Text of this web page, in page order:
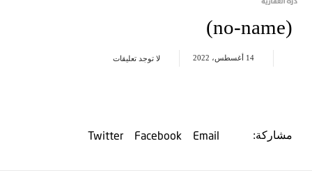
(no-name)
14 أغسطس، 2022 لا توجد تعليقات
مشاركة: Email
Facebook
Twitter